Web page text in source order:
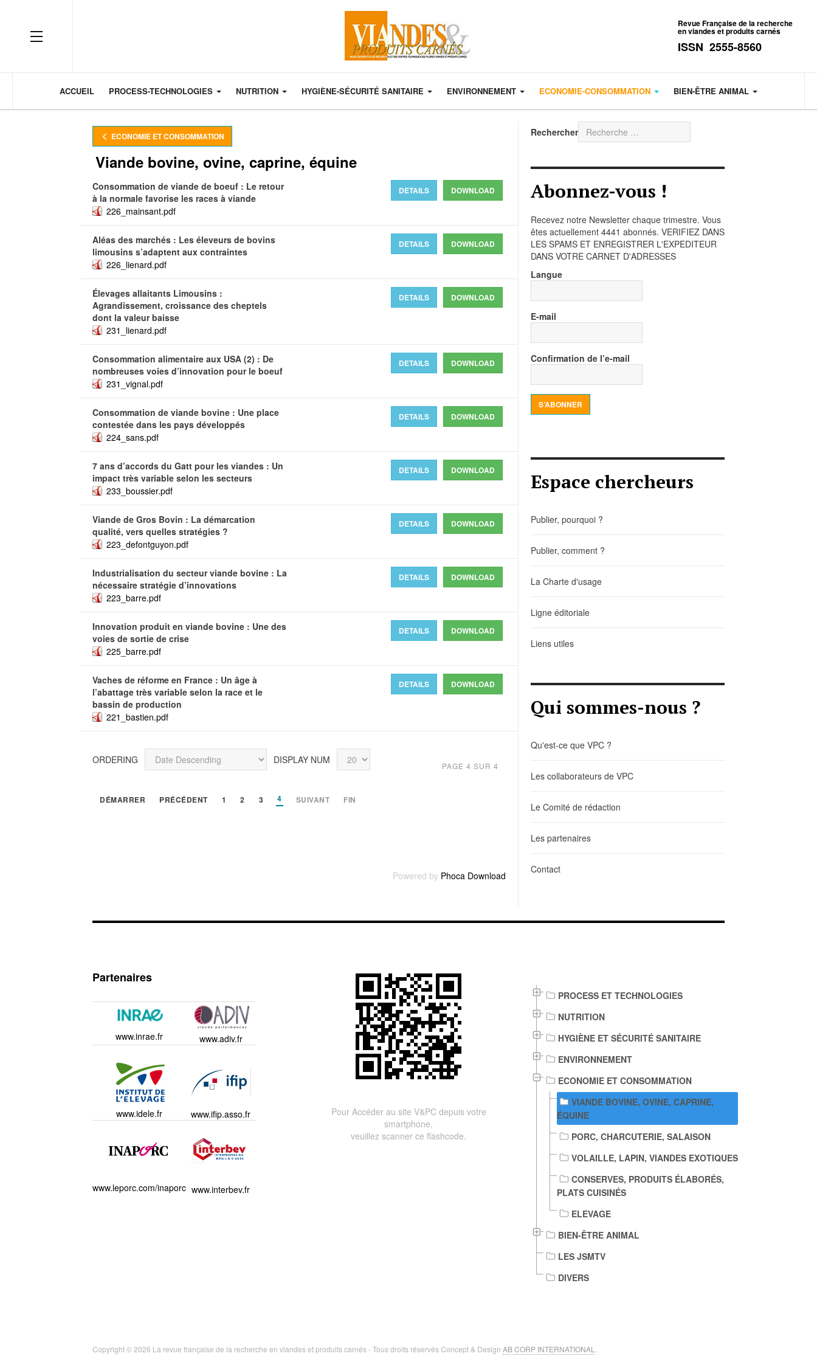
OFF CANVAS
Revue Française de la recherche
en viandes et produits carnés
ISSN 2555-8560
ACCUEIL PROCESS-TECHNOLOGIES NUTRITION HYGIÈNE-SÉCURITÉ SANITAIRE ENVIRONNEMENT ECONOMIE-CONSOMMATION BIEN-ÊTRE ANIMAL
ECONOMIE ET CONSOMMATION
Viande bovine, ovine, caprine, équine
Consommation de viande de boeuf : Le retour
à la normale favorise les races à viande
226_mainsant.pdf
DOWNLOAD
DETAILS
Aléas des marchés : Les éleveurs de bovins
limousins s’adaptent aux contraintes
226_lienard.pdf
DOWNLOAD
DETAILS
Élevages allaitants Limousins :
Agrandissement, croissance des cheptels
dont la valeur baisse
231_lienard.pdf
DOWNLOAD
DETAILS
Consommation alimentaire aux USA (2) : De
nombreuses voies d’innovation pour le boeuf
231_vignal.pdf
DOWNLOAD
DETAILS
Consommation de viande bovine : Une place
contestée dans les pays développés
224_sans.pdf
DOWNLOAD
DETAILS
7 ans d’accords du Gatt pour les viandes : Un
impact très variable selon les secteurs
233_boussier.pdf
DOWNLOAD
DETAILS
Viande de Gros Bovin : La démarcation
qualité, vers quelles stratégies ?
223_defontguyon.pdf
DOWNLOAD
DETAILS
Industrialisation du secteur viande bovine : La
nécessaire stratégie d’innovations
223_barre.pdf
DOWNLOAD
DETAILS
Innovation produit en viande bovine : Une des
voies de sortie de crise
225_barre.pdf
DOWNLOAD
DETAILS
Vaches de réforme en France : Un âge à
l’abattage très variable selon la race et le
bassin de production
221_bastien.pdf
DOWNLOAD
DETAILS
ORDERING DISPLAY NUM
PAGE 4 SUR 4
DÉMARRER PRÉCÉDENT 1 2 3 4 SUIVANT FIN
Powered by Phoca Download
Rechercher
Abonnez-vous !
Recevez notre Newsletter chaque trimestre. Vous
êtes actuellement 4441 abonnés. VERIFIEZ DANS
LES SPAMS ET ENREGISTRER L'EXPEDITEUR
DANS VOTRE CARNET D'ADRESSES
Langue
E-mail
Confirmation de l’e-mail
S’ABONNER
Espace chercheurs
Publier, pourquoi ?
Publier, comment ?
La Charte d'usage
Ligne éditoriale
Liens utiles
Qui sommes-nous ?
Qu'est-ce que VPC ?
Les collaborateurs de VPC
Le Comité de rédaction
Les partenaires
Contact
Partenaires
www.inrae.fr www.adiv.fr
www.idele.fr www.ifip.asso.fr
www.leporc.com/inaporc www.interbev.fr
Pour Accéder au site V&PC depuis votre
smartphone,
veuillez scanner ce flashcode.
PROCESS ET TECHNOLOGIES
NUTRITION
HYGIÈNE ET SÉCURITÉ SANITAIRE
ENVIRONNEMENT
ECONOMIE ET CONSOMMATION
VIANDE BOVINE, OVINE, CAPRINE,
ÉQUINE
PORC, CHARCUTERIE, SALAISON
VOLAILLE, LAPIN, VIANDES EXOTIQUES
CONSERVES, PRODUITS ÉLABORÉS,
PLATS CUISINÉS
ELEVAGE
BIEN-ÊTRE ANIMAL
LES JSMTV
DIVERS
Copyright © 2026 La revue française de la recherche en viandes et produits carnés - Tous droits réservés Concept & Design AB CORP INTERNATIONAL